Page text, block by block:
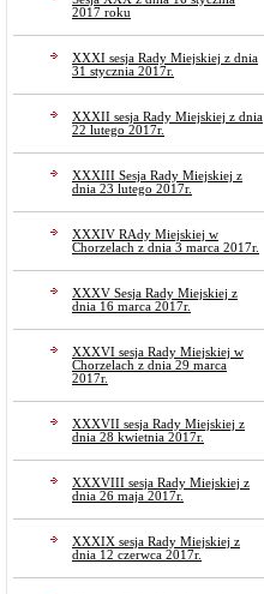
2017 roku
XXXI sesja Rady Miejskiej z dnia
31 stycznia 2017r.
XXXII sesja Rady Miejskiej z dnia
22 lutego 2017r.
XXXIII Sesja Rady Miejskiej z
dnia 23 lutego 2017r.
XXXIV RAdy Miejskiej w
Chorzelach z dnia 3 marca 2017r.
XXXV Sesja Rady Miejskiej z
dnia 16 marca 2017r.
XXXVI sesja Rady Miejskiej w
Chorzelach z dnia 29 marca
2017r.
XXXVII sesja Rady Miejskiej z
dnia 28 kwietnia 2017r.
XXXVIII sesja Rady Miejskiej z
dnia 26 maja 2017r.
XXXIX sesja Rady Miejskiej z
dnia 12 czerwca 2017r.